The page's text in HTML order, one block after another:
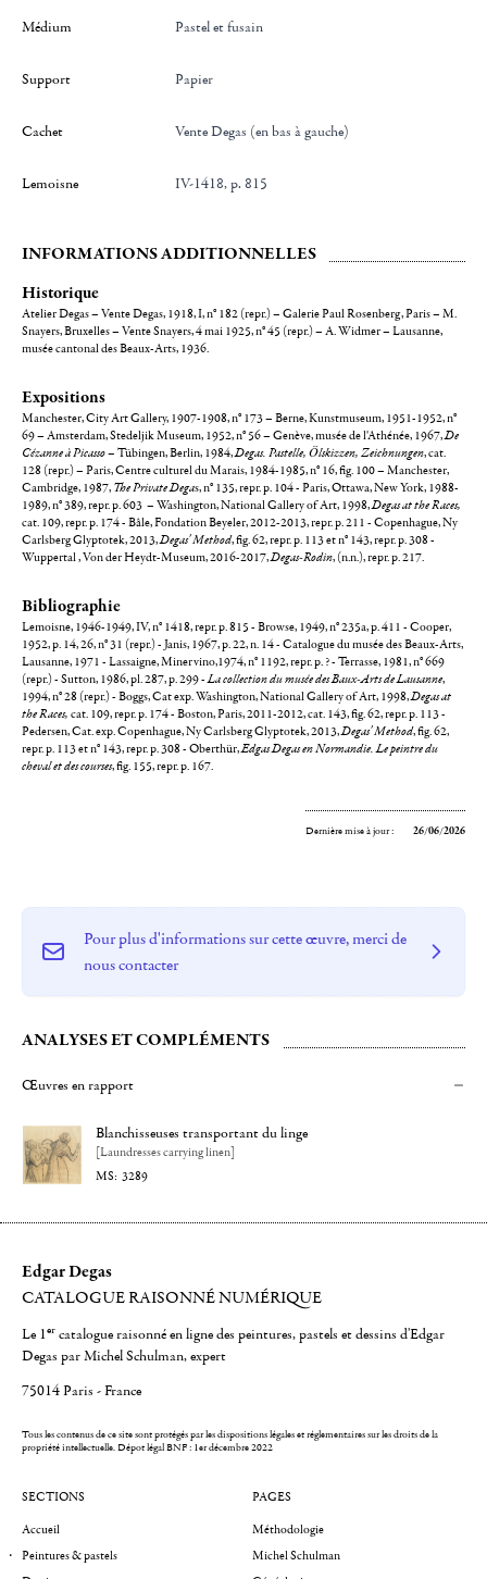
Médium Pastel et fusain
Support Papier
Cachet Vente Degas (en bas à gauche)
Lemoisne IV-1418, p. 815
INFORMATIONS ADDITIONNELLES
Historique
Atelier Degas – Vente Degas, 1918, I, n° 182 (repr.) – Galerie Paul Rosenberg, Paris – M.
Snayers, Bruxelles – Vente Snayers, 4 mai 1925, n° 45 (repr.) – A. Widmer – Lausanne,
musée cantonal des Beaux-Arts, 1936.
Expositions
Manchester, City Art Gallery, 1907-1908, n° 173 – Berne, Kunstmuseum, 1951-1952, n°
69 – Amsterdam, Stedeljik Museum, 1952, n° 56 – Genève, musée de l'Athénée, 1967,De
Cézanne à Picasso– Tübingen, Berlin, 1984,Degas. Pastelle, Ölskizzen, Zeichnungen, cat.
128 (repr.) – Paris, Centre culturel du Marais, 1984-1985, n° 16, fig. 100 – Manchester,
Cambridge, 1987, The Private Degas, n° 135, repr. p. 104 - Paris, Ottawa, New York, 1988-
1989, n° 389, repr. p. 603 – Washington, National Gallery of Art, 1998,Degas at the Races,
cat. 109, repr. p. 174 - Bâle, Fondation Beyeler, 2012-2013, repr. p. 211 - Copenhague, Ny
Carlsberg Glyptotek, 2013,Degas' Method, fig. 62, repr. p. 113 et n° 143, repr. p. 308 -
Wuppertal , Von der Heydt-Museum, 2016-2017,Degas-Rodin, (n.n.), repr. p. 217.
Bibliographie
Lemoisne, 1946-1949, IV, n° 1418, repr. p. 815 - Browse, 1949, n° 235a, p. 411 - Cooper,
1952, p. 14, 26, n° 31 (repr.) - Janis, 1967, p. 22, n. 14 - Catalogue du musée des Beaux-Arts,
Lausanne, 1971 - Lassaigne, Minervino,1974, n° 1192, repr. p. ? - Terrasse, 1981, n° 669
(repr.) - Sutton, 1986, pl. 287, p. 299 -La collection du musée des Baux-Arts de Lausanne,
1994, n° 28 (repr.) - Boggs, Cat exp. Washington, National Gallery of Art, 1998,Degas at
the Races, cat. 109, repr. p. 174 - Boston, Paris, 2011-2012, cat. 143, fig. 62, repr. p. 113 -
Pedersen, Cat. exp. Copenhague, Ny Carlsberg Glyptotek, 2013,Degas' Method, fig. 62,
repr. p. 113 et n° 143, repr. p. 308 - Oberthür,Edgas Degas en Normandie. Le peintre du
cheval et des courses, fig. 155, repr. p. 167.
Dernière mise à jour : 26/06/2026
Pour plus d'informations sur cette œuvre, merci de
nous contacter
ANALYSES ET COMPLÉMENTS
Œuvres en rapport
Blanchisseuses transportant du linge
[Laundresses carrying linen]
3289
Edgar Degas
CATALOGUE RAISONNÉ NUMÉRIQUE
Le 1er catalogue raisonné en ligne des peintures, pastels et dessins d'Edgar
Degas par Michel Schulman, expert
75014 Paris - France
Tous les contenus de ce site sont protégés par les dispositions légales et réglementaires sur les droits de la
propriété intellectuelle.Dépot légal BNF : 1er décembre 2022
SECTIONS
Accueil
Peintures & pastels
PAGES
Méthodologie
Michel Schulman